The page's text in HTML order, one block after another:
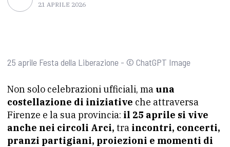
21 APRILE 2026
25 aprile Festa della Liberazione - © ChatGPT Image
Non solo celebrazioni ufficiali, ma una
costellazione di iniziative che attraversa
Firenze e la sua provincia: il 25 aprile si vive
anche nei circoli Arci, tra incontri, concerti,
pranzi partigiani, proiezioni e momenti di